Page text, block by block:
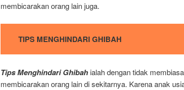
membicarakan orang lain juga.
TIPS MENGHINDARI GHIBAH
Tips Menghindari Ghibah ialah dengan tidak
membicarakan orang lain di sekitarnya. Karena anak